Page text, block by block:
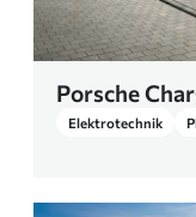
Porsche
Elektrotechnik